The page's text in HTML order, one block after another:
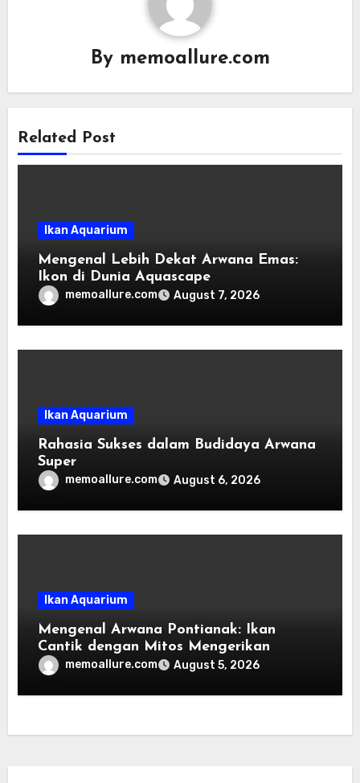
By memoallure.com
Related Post
Ikan Aquarium
Mengenal Lebih Dekat Arwana Emas:
Ikon di Dunia Aquascape
memoallure.com August 7, 2026
Ikan Aquarium
Rahasia Sukses dalam Budidaya Arwana
Super
memoallure.com August 6, 2026
Ikan Aquarium
Mengenal Arwana Pontianak: Ikan
Cantik dengan Mitos Mengerikan
memoallure.com August 5, 2026